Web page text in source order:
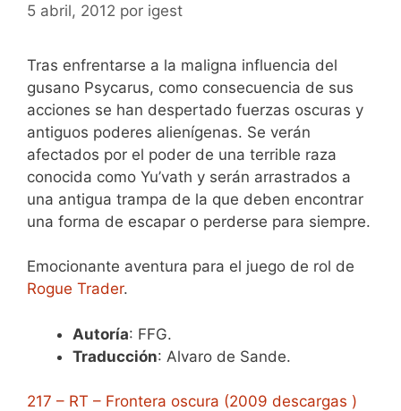
5 abril, 2012 por igest
Tras enfrentarse a la maligna influencia del
gusano Psycarus, como consecuencia de sus
acciones se han despertado fuerzas oscuras y
antiguos poderes alienígenas. Se verán
afectados por el poder de una terrible raza
conocida como Yu’vath y serán arrastrados a
una antigua trampa de la que deben encontrar
una forma de escapar o perderse para siempre.
Emocionante aventura para el juego de rol de
Rogue Trader.
Autoría: FFG.
Traducción: Alvaro de Sande.
217 – RT – Frontera oscura (2009 descargas )